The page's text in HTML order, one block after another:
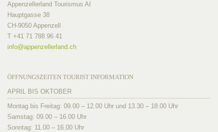
Appenzellerland Tourismus AI
Hauptgasse 38
CH-9050 Appenzell
T +41 71 788 96 41
info@appenzellerland.ch
ÖFFNUNGSZEITEN TOURIST INFORMATION
APRIL BIS OKTOBER
Montag bis Freitag: 09.00 – 12.00 Uhr und 13.30 – 18.00 Uhr
Samstag: 09.00 – 16.00 Uhr
Sonntag: 11.00 – 16.00 Uhr